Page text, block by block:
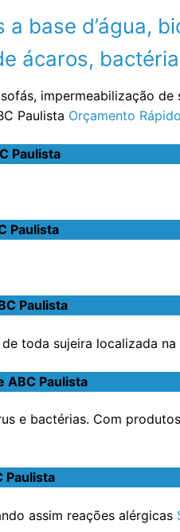
base d’água,
ácaros,
impermeabilização de
Paulista Orçamento Rápido
Paulista
Paulista
Paulista
toda sujeira localizada na
ABC Paulista
e bactérias. Com
Paulista
assim reações alérgicas